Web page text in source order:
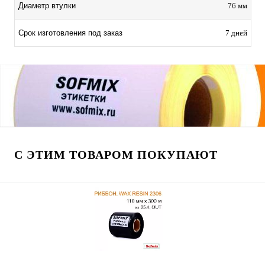
Диаметр втулки 76 мм
Срок изготовления под заказ 7 дней
С ЭТИМ ТОВАРОМ ПОКУПАЮТ